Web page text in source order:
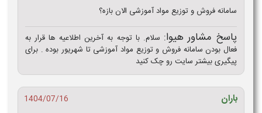
سامانه فروش و توزیع مواد آموزشی الان بازه؟
پاسخ مشاور هیوا: سلام. با توجه به آخرین اطلاعیه ها قرار به
فعال بودن سامانه فروش و توزیع مواد آموزشی تا شهریور بوده . برای
پیگیری بیشتر سایت رو چک کنید
باران
1404/07/16